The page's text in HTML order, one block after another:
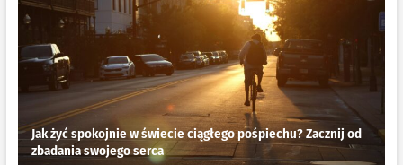
Jak żyć spokojnie w świecie ciągłego pośpiechu? Zacznij od
zbadania swojego serca